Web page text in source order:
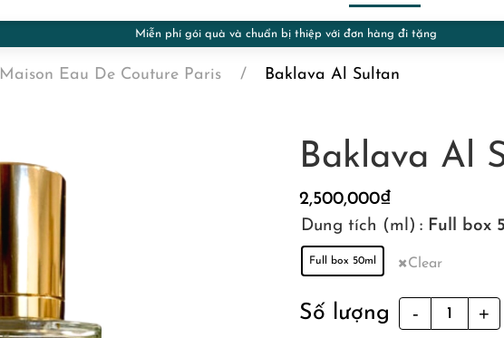
Miễn phí gói quà và chuẩn bị thiệp với đơn hàng đi tặng
Maison Eau De Couture Paris Baklava Al Sultan
Baklava Al
2,500,000₫
Dung tích (ml) : Full box
Full box 50ml Clear
Số lượng
Baklava
Al